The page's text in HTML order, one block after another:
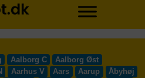
Aalborg C
Aalborg Øst
Aarhus V Aars Aarup
Åbyhøj